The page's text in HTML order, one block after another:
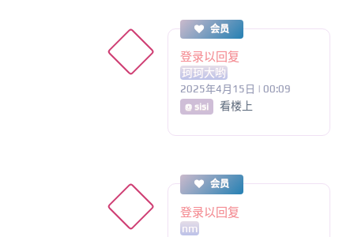
会员
登录以回复
珂珂大哟
2025年4月15日 | 00:09
@ sisi 看楼上
会员
登录以回复
nm